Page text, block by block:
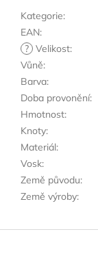
Kategorie:
EAN:
? Velikost:
Vůně:
Barva:
Doba provonění:
Hmotnost:
Knoty:
Materiál:
Vosk:
Země původu:
Země výroby: